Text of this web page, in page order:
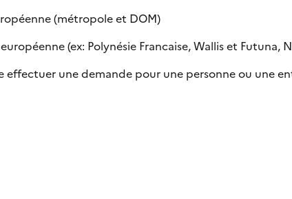
(métropole et DOM)
(ex: Polynésie Francaise, Wallis et
effectuer une demande pour une personne ou une